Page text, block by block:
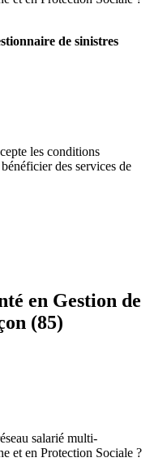
de sinistres
les conditions
des services de
en Gestion de
(85)
salarié multi-
et en Protection Sociale ?